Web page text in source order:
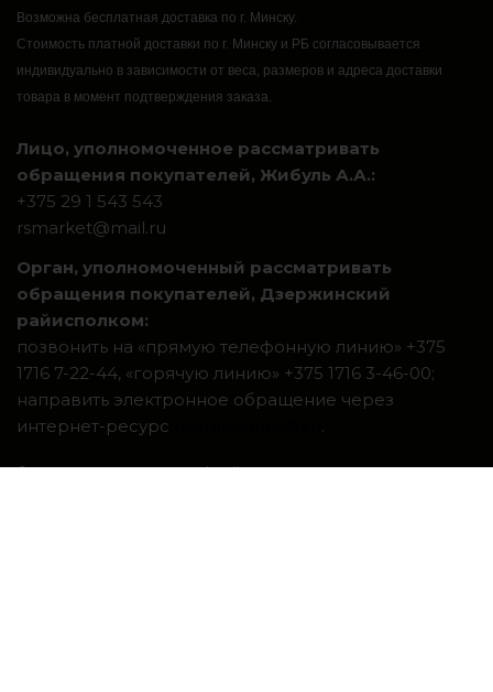
Возможна бесплатная доставка по г. Минску.
Стоимость платной доставки по г. Минску и РБ согласовывается
индивидуально в зависимости от веса, размеров и адреса доставки
товара в момент подтверждения заказа.
Лицо, уполномоченное рассматривать
обращения покупателей, Жибуль А.А.:
+375 29 1 543 543
rsmarket@mail.ru
Орган, уполномоченный рассматривать
обращения покупателей, Дзержинский
райисполком:
позвонить на «прямую телефонную линию» +375
1716 7-22-44, «горячую линию» +375 1716 3-46-00;
направить электронное обращение через
интернет-ресурс
.
Система интернет-магазинов beseller